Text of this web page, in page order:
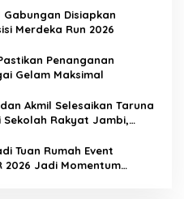
Gabungan Disiapkan
Merdeka Run 2026
Penanganan
Gelam Maksimal
Akmil Selesaikan Taruna
Sekolah Rakyat Jambi,
Tuan Rumah Event
2026 Jadi Momentum